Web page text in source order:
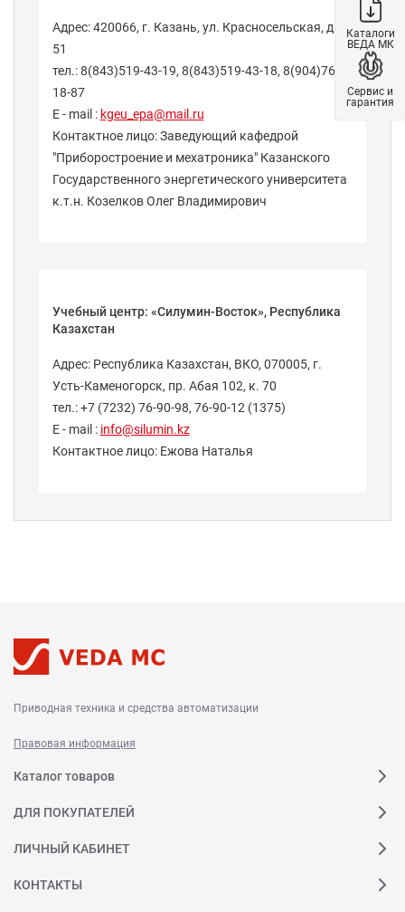
Адрес: 420066, г. Казань, ул. Красносельская, д.
51
тел.: 8(843)519-43-19, 8(843)519-43-18, 8(904)762-
18-87
E - mail : kgeu_epa@mail.ru
Контактное лицо: Заведующий кафедрой
"Приборостроение и мехатроника" Казанского
Государственного энергетического университета
к.т.н. Козелков Олег Владимирович
Учебный центр: «Силумин-Восток», Республика
Казахстан
Адрес: Республика Казахстан, ВКО, 070005, г.
Усть-Каменогорск, пр. Абая 102, к. 70
тел.: +7 (7232) 76-90-98, 76-90-12 (1375)
E - mail : info@silumin.kz
Контактное лицо: Ежова Наталья
Приводная техника и средства автоматизации
Правовая информация
Каталог товаров
ДЛЯ ПОКУПАТЕЛЕЙ
ЛИЧНЫЙ КАБИНЕТ
КОНТАКТЫ
Каталоги
ВЕДА МК
Сервис и
гарантия